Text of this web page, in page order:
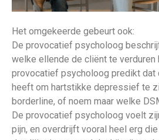
Het omgekeerde gebeurt ook:
De provocatief psycholoog
welke ellende de cliënt te verduren
provocatief psycholoog predikt dat
heeft om hartstikke depressief te
borderline, of noem maar welke
De provocatief psycholoog voelt
pijn, en overdrijft vooral heel erg